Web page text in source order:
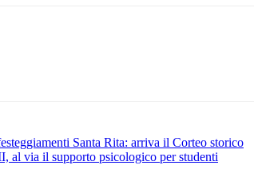
Santa Rita: arriva il Corteo storico
al via il supporto psicologico per studenti